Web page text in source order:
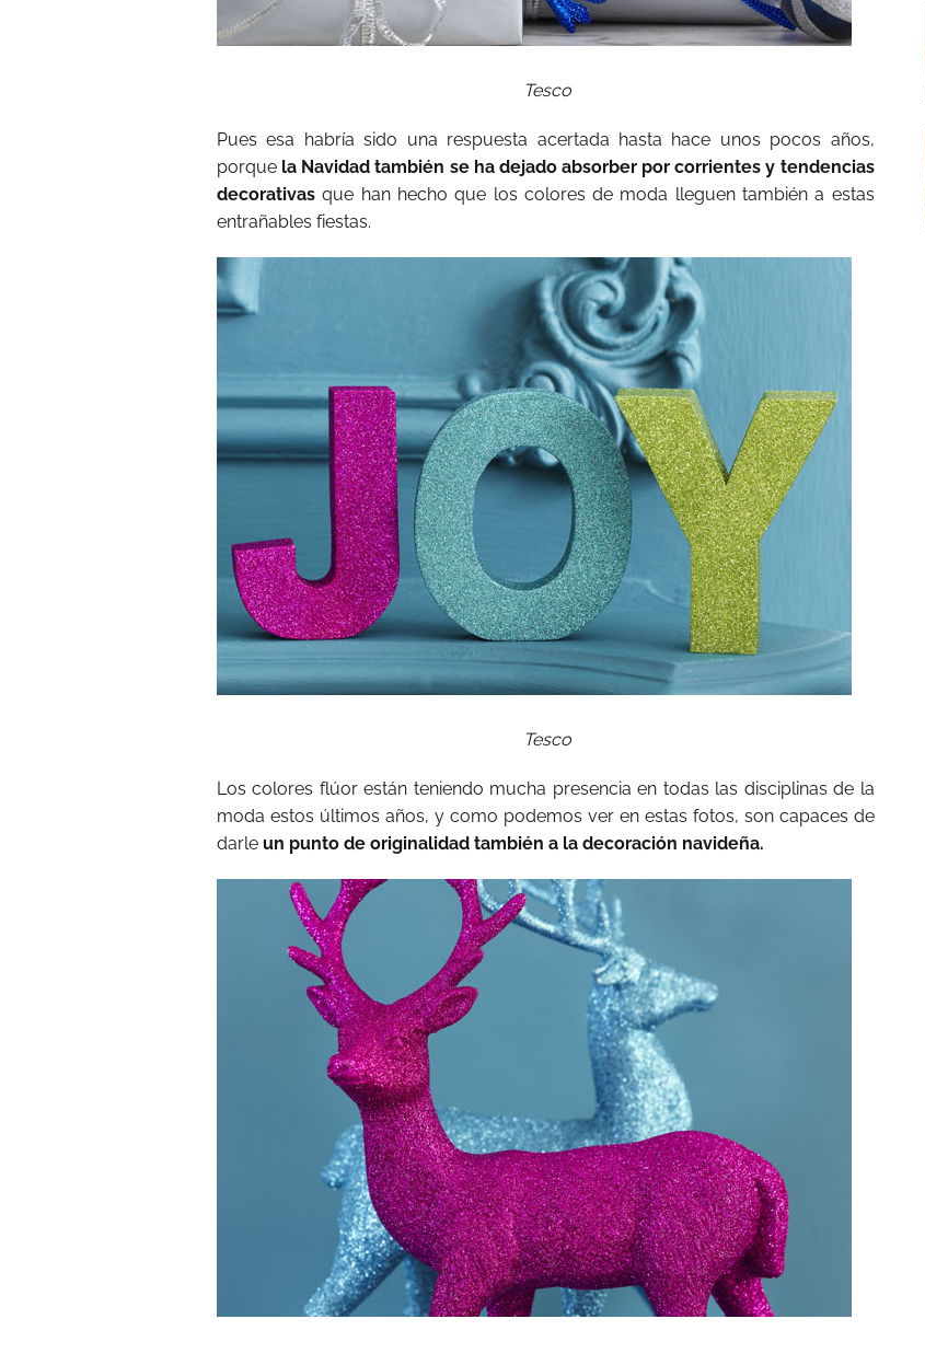
Tesco
Pues esa habría sido una respuesta acertada hasta hace unos pocos años,
porque la Navidad también se ha dejado absorber por corrientes y tendencias
decorativasque han hecho que los colores de moda lleguen también a estas
entrañables fiestas.
Tesco
Los colores flúor están teniendo mucha presencia en todas las disciplinas de la
moda estos últimos años, y como podemos ver en estas fotos, son capaces de
darle un punto de originalidad también a la decoración navideña.